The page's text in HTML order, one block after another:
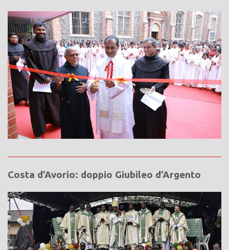
Costa d’Avorio: doppio Giubileo d’Argento